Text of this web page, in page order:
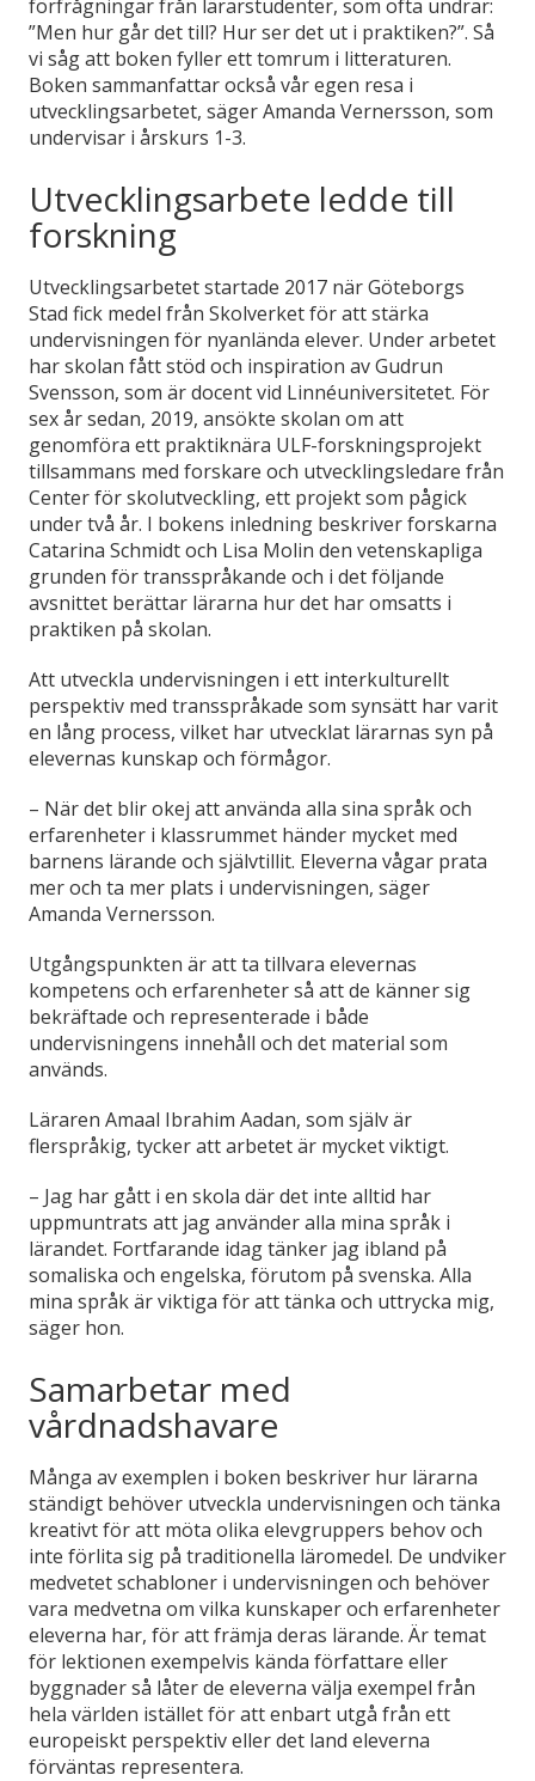
förfrågningar från lärarstudenter, som ofta undrar:
”Men hur går det till? Hur ser det ut i praktiken?”. Så
vi såg att boken fyller ett tomrum i litteraturen.
Boken sammanfattar också vår egen resa i
utvecklingsarbetet, säger Amanda Vernersson, som
undervisar i årskurs 1-3.
Utvecklingsarbete ledde till
forskning
Utvecklingsarbetet startade 2017 när Göteborgs
Stad fick medel från Skolverket för att stärka
undervisningen för nyanlända elever. Under arbetet
har skolan fått stöd och inspiration av Gudrun
Svensson, som är docent vid Linnéuniversitetet. För
sex år sedan, 2019, ansökte skolan om att
genomföra ett praktiknära ULF-forskningsprojekt
tillsammans med forskare och utvecklingsledare från
Center för skolutveckling, ett projekt som pågick
under två år. I bokens inledning beskriver forskarna
Catarina Schmidt och Lisa Molin den vetenskapliga
grunden för transspråkande och i det följande
avsnittet berättar lärarna hur det har omsatts i
praktiken på skolan.
Att utveckla undervisningen i ett interkulturellt
perspektiv med transspråkade som synsätt har varit
en lång process, vilket har utvecklat lärarnas syn på
elevernas kunskap och förmågor.
– När det blir okej att använda alla sina språk och
erfarenheter i klassrummet händer mycket med
barnens lärande och självtillit. Eleverna vågar prata
mer och ta mer plats i undervisningen, säger
Amanda Vernersson.
Utgångspunkten är att ta tillvara elevernas
kompetens och erfarenheter så att de känner sig
bekräftade och representerade i både
undervisningens innehåll och det material som
används.
Läraren Amaal Ibrahim Aadan, som själv är
flerspråkig, tycker att arbetet är mycket viktigt.
– Jag har gått i en skola där det inte alltid har
uppmuntrats att jag använder alla mina språk i
lärandet. Fortfarande idag tänker jag ibland på
somaliska och engelska, förutom på svenska. Alla
mina språk är viktiga för att tänka och uttrycka mig,
säger hon.
Samarbetar med
vårdnadshavare
Många av exemplen i boken beskriver hur lärarna
ständigt behöver utveckla undervisningen och tänka
kreativt för att möta olika elevgruppers behov och
inte förlita sig på traditionella läromedel. De undviker
medvetet schabloner i undervisningen och behöver
vara medvetna om vilka kunskaper och erfarenheter
eleverna har, för att främja deras lärande. Är temat
för lektionen exempelvis kända författare eller
byggnader så låter de eleverna välja exempel från
hela världen istället för att enbart utgå från ett
europeiskt perspektiv eller det land eleverna
förväntas representera.